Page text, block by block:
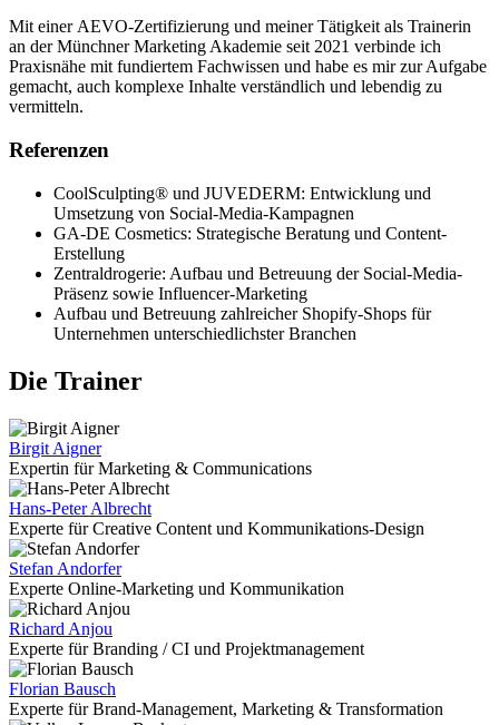
Mit einer AEVO-Zertifizierung und meiner Tätigkeit als Trainerin
an der Münchner Marketing Akademie seit 2021 verbinde ich
Praxisnähe mit fundiertem Fachwissen und habe es mir zur Aufgabe
gemacht, auch komplexe Inhalte verständlich und lebendig zu
vermitteln.
Referenzen
CoolSculpting® und JUVEDERM: Entwicklung und
Umsetzung von Social-Media-Kampagnen
GA-DE Cosmetics: Strategische Beratung und Content-
Erstellung
Zentraldrogerie: Aufbau und Betreuung der Social-Media-
Präsenz sowie Influencer-Marketing
Aufbau und Betreuung zahlreicher Shopify-Shops für
Unternehmen unterschiedlichster Branchen
Die Trainer
Birgit Aigner
Expertin für Marketing & Communications
Hans-Peter Albrecht
Experte für Creative Content und Kommunikations-Design
Stefan Andorfer
Experte Online-Marketing und Kommunikation
Richard Anjou
Experte für Branding / CI und Projektmanagement
Florian Bausch
Experte für Brand-Management, Marketing & Transformation